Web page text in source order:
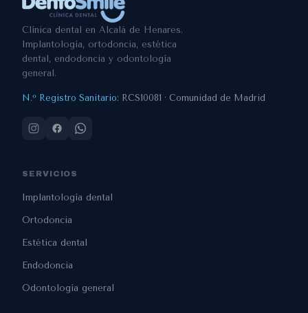
Clínica dental en Alcalá de Henares.
Implantología, ortodoncia, estética
dental, endodoncia y odontología
general.
N.º Registro Sanitario: RCS10081 · Comunidad de Madrid
SERVICIOS
Implantología dental
Ortodoncia
Estética dental
Endodoncia
Odontología general